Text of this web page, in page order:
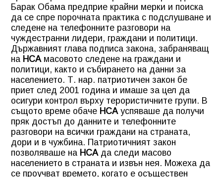
Барак Обама предприе крайни мерки и поиска
да се спре порочната практика с подслушване и
следене на телефонните разговори на
чуждестранни лидери, граждани и политици.
Държавният глава подписа закона, забраняващ
на НСА масовото следене на граждани и
политици, както и събирането на данни за
населението. Т. нар. патриотичен закон бе
приет след 2001 година и имаше за цел да
осигури контрол върху терористичните групи. В
същото време обаче НСА успяваше да получи
пряк достъп до данните и телефонните
разговори на всички граждани на страната,
дори и в чужбина. Патриотичният закон
позволяваше на НСА да следи масово
населението в страната и извън нея. Можеха да
се проучват времето, когато е осъществен